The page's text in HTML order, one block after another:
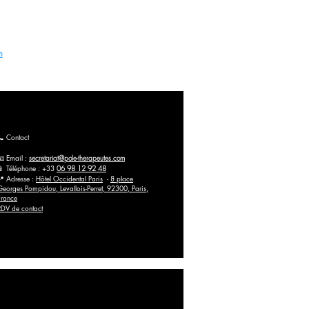
Contact
Email : secretariat@pole-therapeutes.com
📱 Téléphone : +33 06 98 12 92 48
Adresse : Hôtel Occidental Paris - 8 place
Pompidou, Levallois-Perret, 92300, Paris,
de contact